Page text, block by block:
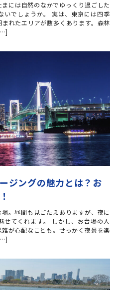
には自然のなかでゆっくり過ごした
いでしょうか。 実は、東京には四季
れたエリアが数多くあります。森林
ジングの魅力とは？お
。昼間も見ごたえありますが、夜に
せてくれます。 しかし、お台場の人
が心配なことも。せっかく夜景を楽